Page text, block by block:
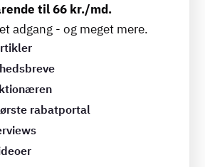
til 66 kr./md.
adgang - og meget mere.
rabatportal